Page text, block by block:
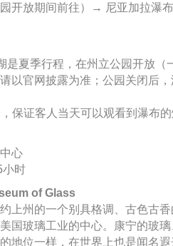
开放期间前往）→ 尼亚加拉瀑
是夏季行程，在州立公园开放（
以官网披露为准；公园关闭后
保证客人当天可以观看到瀑布
心
小时
of Glass
上州的一个别具格调、古色古
国玻璃工业的中心。康宁的玻
地位一样，在世界上也是闻名